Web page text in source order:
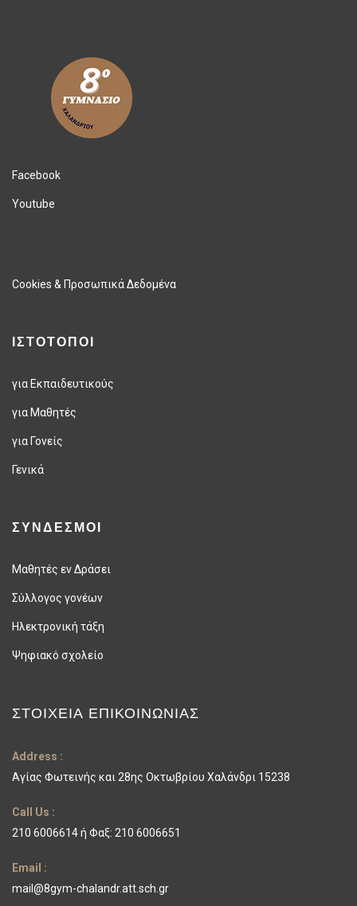
Facebook
Youtube
Cookies & Προσωπικά Δεδομένα
ΙΣΤΟΤΟΠΟΙ
για Εκπαιδευτικούς
για Μαθητές
για Γονείς
Γενικά
ΣΥΝΔΕΣΜΟΙ
Μαθητές εν Δράσει
Σύλλογος γονέων
Ηλεκτρονική τάξη
Ψηφιακό σχολείο
ΣΤΟΙΧΕΊΑ ΕΠΙΚΟΙΝΩΝΊΑΣ
Address :
Αγίας Φωτεινής και 28ης Οκτωβρίου Χαλάνδρι 15238
Call Us :
210 6006614 ή Φαξ: 210 6006651
Email :
mail@8gym-chalandr.att.sch.gr